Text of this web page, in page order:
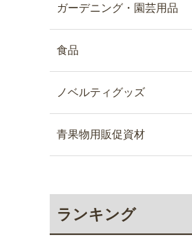
ガーデニング・園芸用品
食品
ノベルティグッズ
青果物用販促資材
ランキング